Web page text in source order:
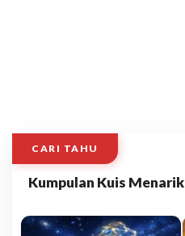
CARI TAHU
Kumpulan Kuis Menarik